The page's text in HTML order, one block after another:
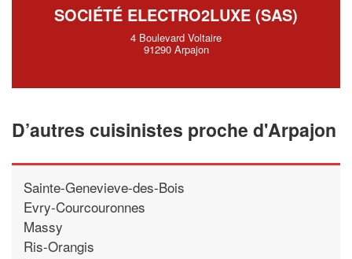
SOCIÉTÉ ELECTRO2LUXE (SAS)
4 Boulevard Voltaire
91290 Arpajon
D’autres cuisinistes proche d'Arpajon
Sainte-Genevieve-des-Bois
Evry-Courcouronnes
Massy
Ris-Orangis